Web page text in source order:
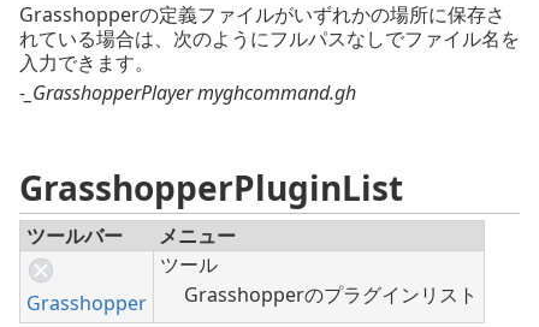
Grasshopperの定義ファイルがいずれかの場所に保存さ
れている場合は、次のようにフルパスなしでファイル名を
入力できます。
-_GrasshopperPlayer myghcommand.gh
GrasshopperPluginList
ツールバー メニュー
Grasshopper
ツール
Grasshopperのプラグインリスト